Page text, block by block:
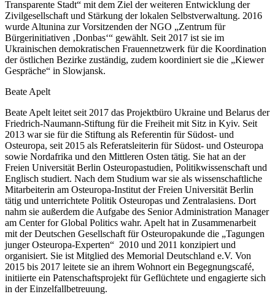
Transparente Stadt“ mit dem Ziel der weiteren Entwicklung der
Zivilgesellschaft und Stärkung der lokalen Selbstverwaltung. 2016
wurde Altunina zur Vorsitzenden der NGO „Zentrum für
Bürgerinitiativen ‚Donbas‘“ gewählt. Seit 2017 ist sie im
Ukrainischen demokratischen Frauennetzwerk für die Koordination
der östlichen Bezirke zuständig, zudem koordiniert sie die „Kiewer
Gespräche“ in Slowjansk.
Beate Apelt
Beate Apelt leitet seit 2017 das Projektbüro Ukraine und Belarus der
Friedrich-Naumann-Stiftung für die Freiheit mit Sitz in Kyiv. Seit
2013 war sie für die Stiftung als Referentin für Südost- und
Osteuropa, seit 2015 als Referatsleiterin für Südost- und Osteuropa
sowie Nordafrika und den Mittleren Osten tätig. Sie hat an der
Freien Universität Berlin Osteuropastudien, Politikwissenschaft und
Englisch studiert. Nach dem Studium war sie als wissenschaftliche
Mitarbeiterin am Osteuropa-Institut der Freien Universität Berlin
tätig und unterrichtete Politik Osteuropas und Zentralasiens. Dort
nahm sie außerdem die Aufgabe des Senior Administration Manager
am Center for Global Politics wahr. Apelt hat in Zusammenarbeit
mit der Deutschen Gesellschaft für Osteuropakunde die „Tagungen
junger Osteuropa-Experten“ 2010 und 2011 konzipiert und
organisiert. Sie ist Mitglied des Memorial Deutschland e.V. Von
2015 bis 2017 leitete sie an ihrem Wohnort ein Begegnungscafé,
initiierte ein Patenschaftsprojekt für Geflüchtete und engagierte sich
in der Einzelfallbetreuung.